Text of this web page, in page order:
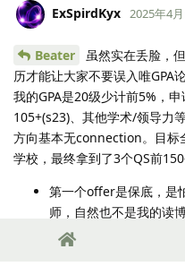
ExSpirdKyx 2025年4
Beater
虽然实在丢脸，
历才能让大家不要误入唯GPA论
我的GPA是20级少计前5%，
105+(s23)、其他学术/领导力
方向基本无connection。目标
学校，最终拿到了3个QS前
第一个offer是保底，是
师，自然也不是我的读
第二个offer是反套，我
理我，是另一个方向的